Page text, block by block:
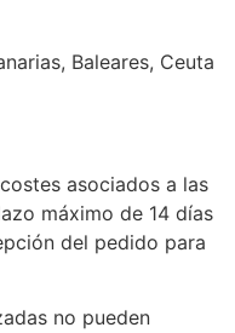
Baleares, Ceuta
asociados a las
máximo de 14 días
del pedido para
no pueden